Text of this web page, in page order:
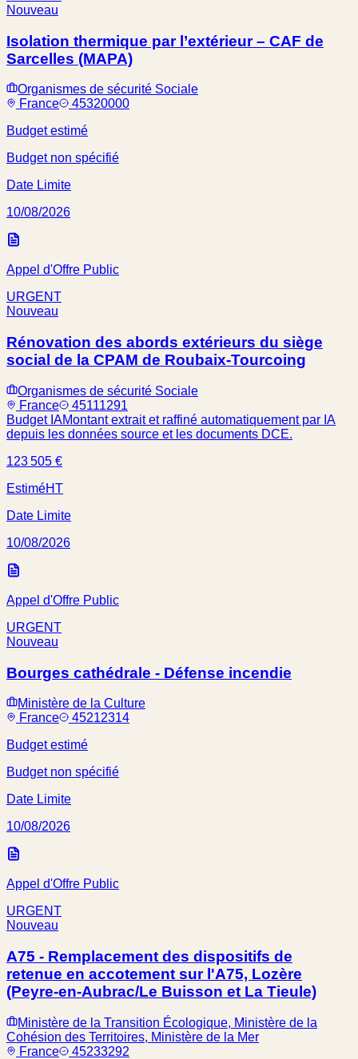
Nouveau
Isolation thermique par l’extérieur – CAF de
Sarcelles (MAPA)
Organismes de sécurité Sociale
France
45320000
Budget estimé
Budget non spécifié
Date Limite
10/08/2026
Appel d'Offre Public
URGENT
Nouveau
Rénovation des abords extérieurs du siège
social de la CPAM de Roubaix-Tourcoing
Organismes de sécurité Sociale
France
45111291
Budget IAMontant extrait et raffiné automatiquement par IA
depuis les données source et les documents DCE.
123 505 €
EstiméHT
Date Limite
10/08/2026
Appel d'Offre Public
URGENT
Nouveau
Bourges cathédrale - Défense incendie
Ministère de la Culture
France
45212314
Budget estimé
Budget non spécifié
Date Limite
10/08/2026
Appel d'Offre Public
URGENT
Nouveau
A75 - Remplacement des dispositifs de
retenue en accotement sur l'A75, Lozère
(Peyre-en-Aubrac/Le Buisson et La Tieule)
Ministère de la Transition Écologique, Ministère de la
Cohésion des Territoires, Ministère de la Mer
France
45233292